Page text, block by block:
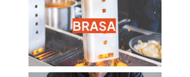
BRASA